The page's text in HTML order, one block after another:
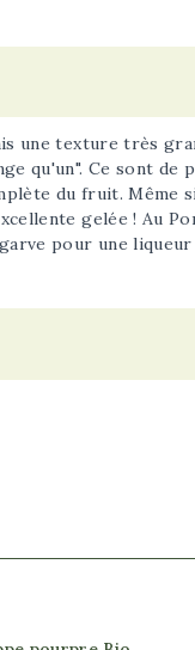
une texture très
qu'un". Ce sont de
du fruit. Même
gelée ! Au
pour une liqueur